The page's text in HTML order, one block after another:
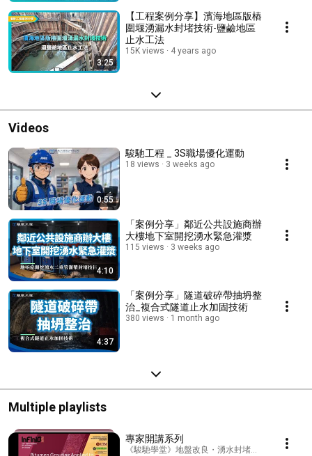
3:25
【工程案例分享】濱海地區版樁
圍堰湧漏水封堵技術-鹽鹼地區
止水工法
15K views 4 years ago
Videos
0:55
駿馳工程 _ 3S職場優化運動
18 views 3 weeks ago
4:10
「案例分享」鄰近公共設施商辦
大樓地下室開挖湧水緊急灌漿
115 views 3 weeks ago
4:37
「案例分享」隧道破碎帶抽坍整
治_複合式隧道止水加固技術
380 views 1 month ago
Multiple playlists
專家開講系列
《駿馳學堂》地盤改良・湧水封堵・滲漏修復・土